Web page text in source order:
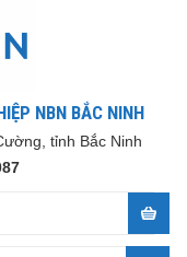
NBN BẮC NINH
tỉnh Bắc Ninh